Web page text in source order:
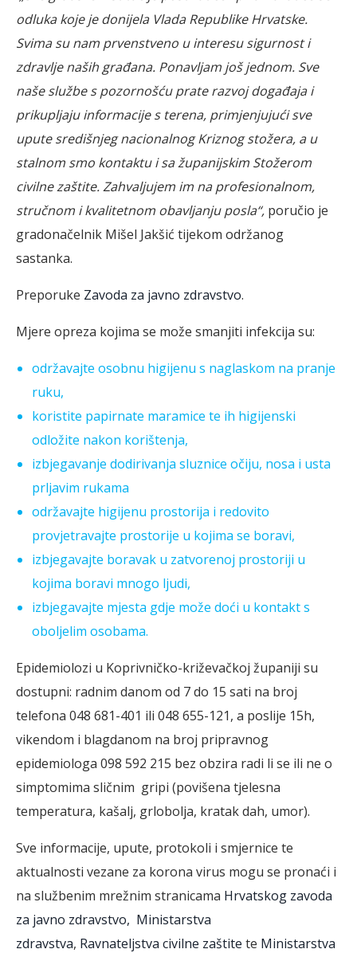
odluka koje je donijela Vlada Republike Hrvatske.
Svima su nam prvenstveno u interesu sigurnost i
zdravlje naših građana. Ponavljam još jednom. Sve
naše službe s pozornošću prate razvoj događaja i
prikupljaju informacije s terena, primjenjujući sve
upute središnjeg nacionalnog Kriznog stožera, a u
stalnom smo kontaktu i sa županijskim Stožerom
civilne zaštite. Zahvaljujem im na profesionalnom,
stručnom i kvalitetnom obavljanju posla“, poručio je
gradonačelnik Mišel Jakšić tijekom održanog
sastanka.
Preporuke Zavoda za javno zdravstvo.
Mjere opreza kojima se može smanjiti infekcija su:
održavajte osobnu higijenu s naglaskom na pranje
ruku,
koristite papirnate maramice te ih higijenski
odložite nakon korištenja,
izbjegavanje dodirivanja sluznice očiju, nosa i usta
prljavim rukama
održavajte higijenu prostorija i redovito
provjetravajte prostorije u kojima se boravi,
izbjegavajte boravak u zatvorenoj prostoriji u
kojima boravi mnogo ljudi,
izbjegavajte mjesta gdje može doći u kontakt s
oboljelim osobama.
Epidemiolozi u Koprivničko-križevačkoj županiji su
dostupni: radnim danom od 7 do 15 sati na broj
telefona 048 681-401 ili 048 655-121, a poslije 15h,
vikendom i blagdanom na broj pripravnog
epidemiologa 098 592 215 bez obzira radi li se ili ne o
simptomima sličnim gripi (povišena tjelesna
temperatura, kašalj, grlobolja, kratak dah, umor).
Sve informacije, upute, protokoli i smjernice te
aktualnosti vezane za korona virus mogu se pronaći i
na službenim mrežnim stranicama Hrvatskog zavoda
za javno zdravstvo, Ministarstva
zdravstva, Ravnateljstva civilne zaštite te Ministarstva